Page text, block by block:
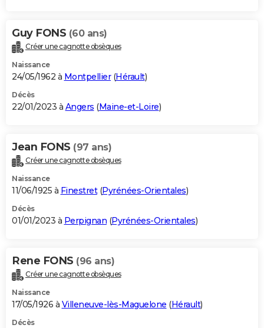
Guy FONS (60 ans)
Créer une cagnotte obsèques
Naissance
24/05/1962 à Montpellier(Hérault)
Décès
22/01/2023 à Angers (Maine-et-Loire)
Jean FONS (97 ans)
Créer une cagnotte obsèques
Naissance
11/06/1925 à Finestret(Pyrénées-Orientales)
Décès
01/01/2023 à Perpignan (Pyrénées-Orientales)
Rene FONS (96 ans)
Créer une cagnotte obsèques
Naissance
17/05/1926 à Villeneuve-lès-Maguelone (Hérault)
Décès